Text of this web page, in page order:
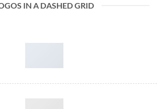
IN A DASHED GRID